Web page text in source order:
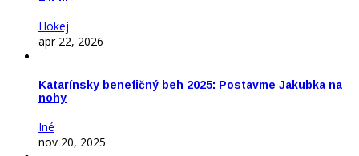
Hokej
apr 22, 2026
Katarínsky benefičný beh 2025: Postavme Jakubka na
nohy
Iné
nov 20, 2025